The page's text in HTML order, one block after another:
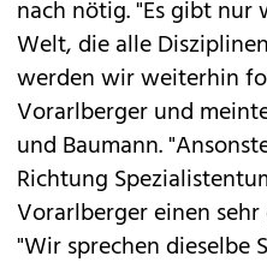
nach nötig. "Es gibt
Welt, die alle
werden wir weiterhin
Vorarlberger und
und Baumann.
Richtung
Vorarlberger einen
"Wir sprechen dieselbe